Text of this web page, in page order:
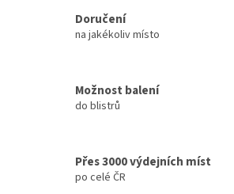
Doručení
na jakékoliv místo
Možnost balení
do blistrů
Přes 3000 výdejních míst
po celé ČR